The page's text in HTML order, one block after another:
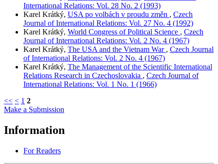
International Relations: Vol. 28 No. 2 (1993)
Karel Krátký, USA po volbách v proudu změn , Czech
Journal of International Relations: Vol. 27 No. 4 (1992)
Karel Krátký, World Congress of Political Science , Czech
Journal of International Relations: Vol. 2 No. 4 (1967)
Karel Krátký, The USA and the Vietnam War , Czech Journal
of International Relations: Vol. 2 No. 4 (1967)
Karel Krátký, The Management of the Scientific International
Relations Research in Czechoslovakia , Czech Journal of
International Relations: Vol. 1 No. 1 (1966)
<< < 1 2
Make a Submission
Information
For Readers